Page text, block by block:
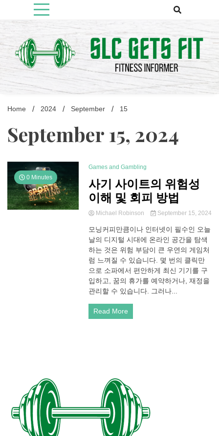
content
Slcgetsfit
Fitness Informer
Home 2024 September 15
September 15, 2024
0 Minutes
Games and Gambling
사기 사이트의 위험성
이해 및 회피 방법
Michael Robinson September 15, 2024
모닝커피만큼이나 인터넷이 필수인 오늘
날의 디지털 시대에 온라인 공간을 탐색
하는 것은 위험 부담이 큰 우연의 게임처
럼 느껴질 수 있습니다. 몇 번의 클릭만
으로 소파에서 편안하게 최신 기기를 구
입하고, 꿈의 휴가를 예약하거나, 재정을
관리할 수 있습니다. 그러나...
Read More